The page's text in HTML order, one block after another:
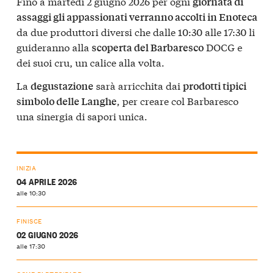
assaggi gli appassionati verranno accolti in Enoteca
da due produttori diversi che dalle 10:30 alle 17:30 li
guideranno alla scoperta del BarbarescoDOCG e
dei suoi cru, un calice alla volta.
La degustazione sarà arricchita dai prodotti tipici
simbolo delle Langhe, per creare col Barbaresco
una sinergia di sapori unica.
INIZIA
04 APRILE 2026
alle 10:30
FINISCE
02 GIUGNO 2026
alle 17:30